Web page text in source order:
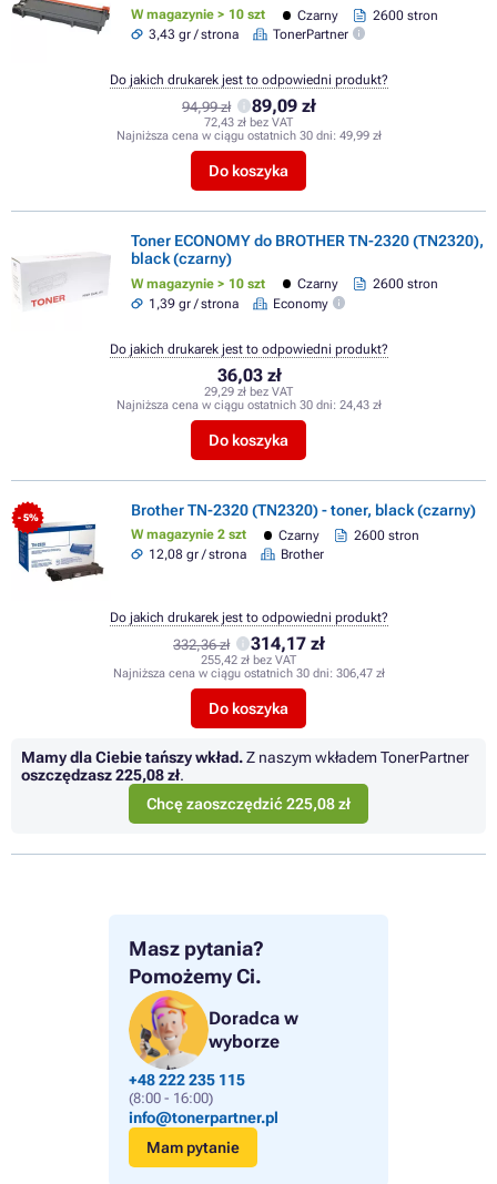
Masz pytania?
Pomożemy Ci.
Doradca w
wyborze
+48 222 235 115
(8:00 - 16:00)
info@tonerpartner.pl
Mam pytanie
W magazynie > 10 szt Czarny
2600 stron
3,43 gr / strona
TonerPartner
94,99 zł 89,09 zł
72,43 zł bez VAT
Najniższa cena w ciągu ostatnich 30 dni: 49,99 zł
Do koszyka
Do jakich drukarek jest to odpowiedni produkt?
Toner ECONOMY do BROTHER TN-2320 (TN2320),
black (czarny)
W magazynie > 10 szt Czarny
2600 stron
1,39 gr / strona
Economy
36,03 zł
29,29 zł bez VAT
Najniższa cena w ciągu ostatnich 30 dni: 24,43 zł
Do koszyka
Do jakich drukarek jest to odpowiedni produkt?
- 5% Brother TN-2320 (TN2320) - toner, black (czarny)
W magazynie 2 szt Czarny
2600 stron
12,08 gr / strona
Brother
332,36 zł 314,17 zł
255,42 zł bez VAT
Najniższa cena w ciągu ostatnich 30 dni: 306,47 zł
Do koszyka
Do jakich drukarek jest to odpowiedni produkt?
Mamy dla Ciebie tańszy wkład.Z naszym wkładem TonerPartner
oszczędzasz225,08 zł.
Chcę zaoszczędzić 225,08 zł